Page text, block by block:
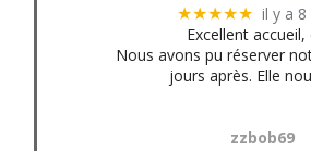
★★★★★ il y a
Excellent
Nous avons pu réserver
jours après. Elle
zzbob69